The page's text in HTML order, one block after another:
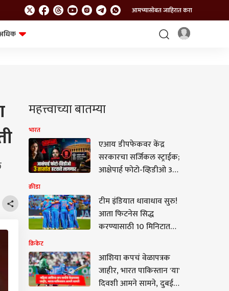
आमच्यासोबत जाहिरात करा
महत्त्वाच्या बातम्या
भारत
एआय डीपफेकवर केंद्र
सरकारचा सर्जिकल स्ट्राईक;
आक्षेपार्ह फोटो-व्हिडीओ 3
क्रीडा
टीम इंडियात धावाधाव सुरु!
आता फिटनेस सिद्ध
करण्यासाठी 10 मिनिटात
1200 मीटर किती मिनिटात
पूर्ण करावी लागणार? हा
सुद्धा नियम ठरला
क्रिकेट
आशिया कपचं वेळापत्रक
जाहीर, भारत पाकिस्तान 'या'
दिवशी आमने सामने, दुबईत